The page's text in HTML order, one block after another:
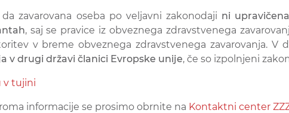
zavarovana oseba po veljavni zakonodaji ni upravičena
, saj se pravice iz obveznega zdravstvenega
v breme obveznega zdravstvenega zavarovanja.
v drugi državi članici Evropske unije, če so izpolnjeni
v tujini
informacije se prosimo obrnite na Kontaktni center